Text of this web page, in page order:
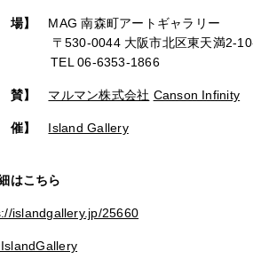
場】 MAG 南森町アートギャラリー
0044 大阪市北区東天満2-
06-6353-1866
賛】 マルマン株式会社 Canson Infinity
催】 Island Gallery
はこちら
islandgallery.jp/25660